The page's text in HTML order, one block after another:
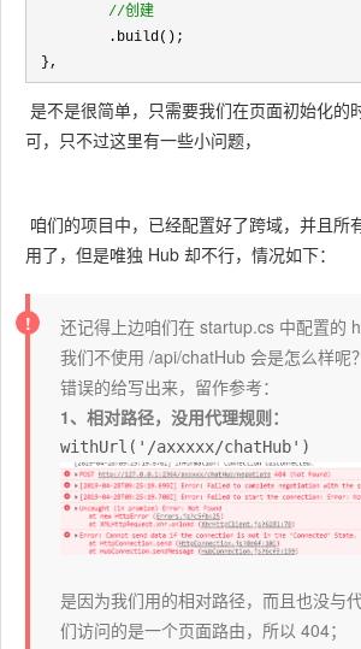
//创建
         .build();
},
是不是很简单，只需要我们在页面初始化的
可，只不过这里有一些小问题，
咱们的项目中，已经配置好了跨域，并且所
用了，但是唯独 Hub 却不行，情况如下：
还记得上边咱们在 startup.cs 中配置的
我们不使用 /api/chatHub 会是怎么样呢
错误的给写出来，留作参考：
1、相对路径，没用代理规则：
withUrl('/axxxxx/chatHub')
是因为我们用的相对路径，而且也没与
们访问的是一个页面路由，所以 404；